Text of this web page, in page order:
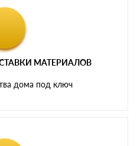
МАТЕРИАЛОВ
дома под ключ